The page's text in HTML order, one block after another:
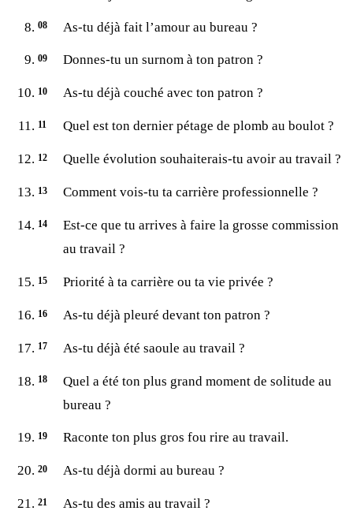
As-tu déjà fait l’amour au bureau ?
Donnes-tu un surnom à ton patron ?
As-tu déjà couché avec ton patron ?
Quel est ton dernier pétage de plomb au boulot ?
Quelle évolution souhaiterais-tu avoir au travail ?
Comment vois-tu ta carrière professionnelle ?
Est-ce que tu arrives à faire la grosse commission
au travail ?
Priorité à ta carrière ou ta vie privée ?
As-tu déjà pleuré devant ton patron ?
As-tu déjà été saoule au travail ?
Quel a été ton plus grand moment de solitude au
bureau ?
Raconte ton plus gros fou rire au travail.
As-tu déjà dormi au bureau ?
As-tu des amis au travail ?